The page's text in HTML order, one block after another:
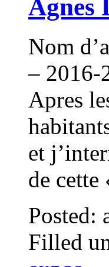
Agnes
Nom
– 2016-
Apres
et
de
Filled